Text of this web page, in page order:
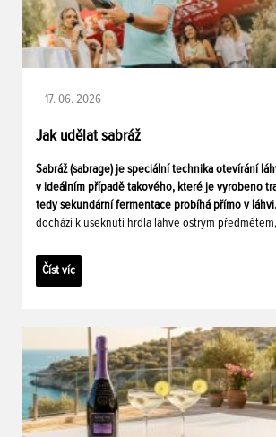
17. 06. 2026
Jak udělat sabráž
Sabráž (sabrage) je speciální technika otevírání
v ideálním případě takového, které je vyrobeno
tedy sekundární fermentace probíhá přímo v láhvi.
dochází k useknutí hrdla láhve ostrým
Číst víc